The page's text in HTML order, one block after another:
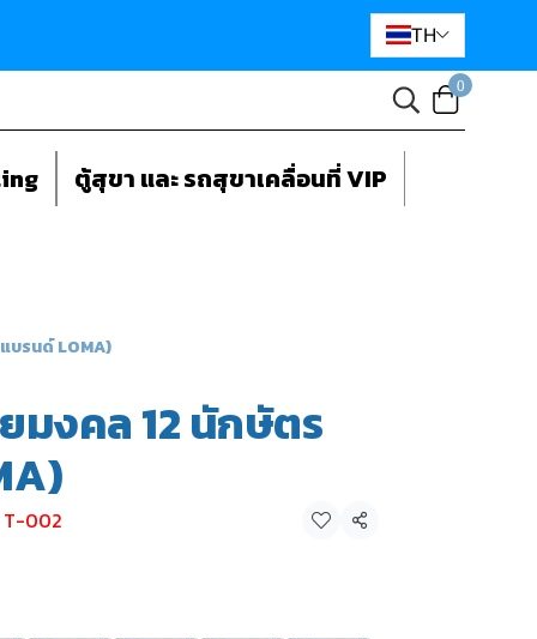
TH
0
ตู้สุขา และ รถสุขาเคลื่อนที่ VIP
บรนด์ LOMA)
มงคล 12 นักษัตร
T-002 แชร์